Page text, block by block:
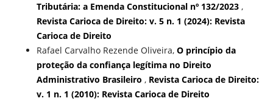
Tributária: a Emenda Constitucional nº 132/2023 ,
Revista Carioca de Direito: v. 5 n. 1 (2024): Revista
Carioca de Direito
Rafael Carvalho Rezende Oliveira, O princípio da
proteção da confiança legítima no Direito
Administrativo Brasileiro , Revista Carioca de Direito:
v. 1 n. 1 (2010): Revista Carioca de Direito